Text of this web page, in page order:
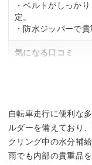
・ベルトがしっか
定。
・防水ジッパーで
気になる口コミ
・ペットボトルが
自転車走行に便利な
ルダーを備えており
クリング中の水分補
雨でも内部の貴重品